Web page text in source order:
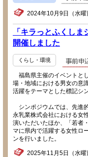
2024年10月9日（水曜
「キラっとふくし
開催しました
くらし・環境
福島県主催のイベントと
場・地域における男女の意
活躍をテーマとした標記シ
シンポジウムでは、先進
永乳業株式会社における女
演いただいたほか、「若者
マに県内で活躍する女性ロ
ンを行いました。
2025年11月5日（水曜